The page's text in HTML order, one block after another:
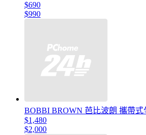
$690
$990
BOBBI BROWN 芭比波朗 攜帶式
$1,480
$2,000